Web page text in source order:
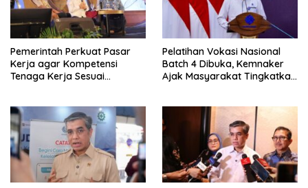
Pemerintah Perkuat Pasar
Kerja agar Kompetensi
Tenaga Kerja Sesuai
Pelatihan Vokasi Nasional
Batch 4 Dibuka, Kemnaker
Ajak Masyarakat Tingkatkan